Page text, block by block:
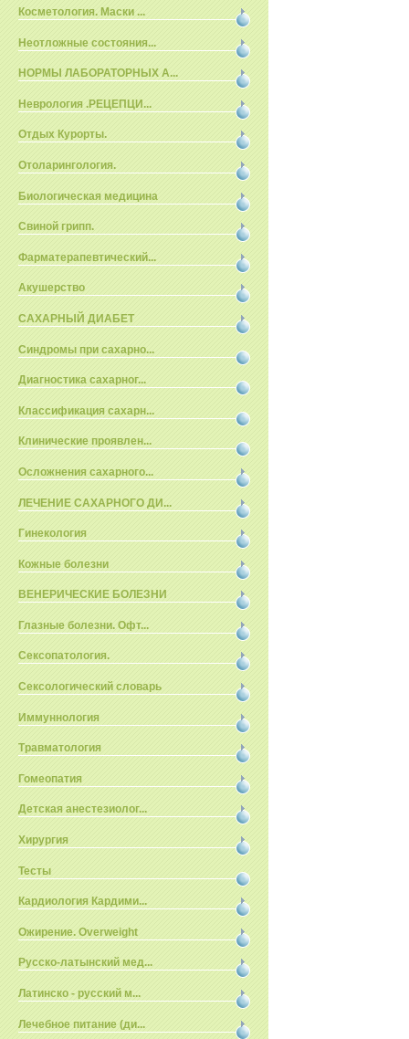
Косметология. Маски ...
Неотложные состояния...
НОРМЫ ЛАБОРАТОРНЫХ А...
Неврология .РЕЦЕПЦИ...
Отдых Курорты.
Отоларингология.
Биологическая медицина
Свиной грипп.
Фарматерапевтический...
Акушерство
САХАРНЫЙ ДИАБЕТ
Синдромы при сахарно...
Диагностика сахарног...
Классификация сахарн...
Клинические проявлен...
Осложнения сахарного...
ЛЕЧЕНИЕ САХАРНОГО ДИ...
Гинекология
Кожные болезни
ВЕНЕРИЧЕСКИЕ БОЛЕЗНИ
Глазные болезни. Офт...
Сексопатология.
Сексологический словарь
Иммуннология
Травматология
Гомеопатия
Детская анестезиолог...
Хирургия
Тесты
Кардиология Кардими...
Ожирение. Overweight
Русско-латынский мед...
Латинско - русский м...
Лечебное питание (ди...